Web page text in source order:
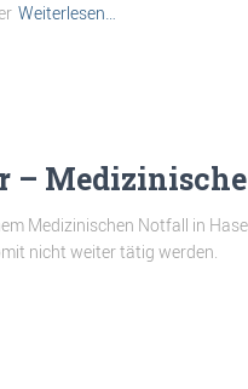
Weiterlesen…
–
Medizinischen Notfall in
nicht weiter tätig werden.